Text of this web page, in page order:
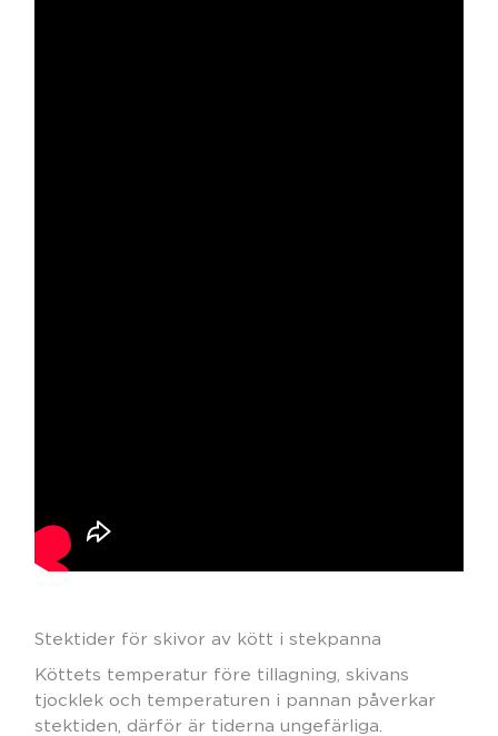
Stektider för skivor av kött i stekpanna
Köttets temperatur före tillagning, skivans
tjocklek och temperaturen i pannan påverkar
stektiden, därför är tiderna ungefärliga.